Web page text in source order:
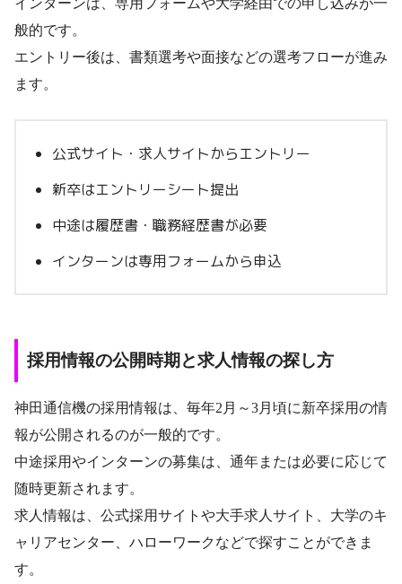
般的です。
エントリー後は、書類選考や面接などの選考フローが進み
ます。
公式サイト・求人サイトからエントリー
新卒はエントリーシート提出
中途は履歴書・職務経歴書が必要
インターンは専用フォームから申込
採用情報の公開時期と求人情報の探し方
神田通信機の採用情報は、毎年2月～3月頃に新卒採用の情
報が公開されるのが一般的です。
中途採用やインターンの募集は、通年または必要に応じて
随時更新されます。
求人情報は、公式採用サイトや大手求人サイト、大学のキ
ャリアセンター、ハローワークなどで探すことができま
す。